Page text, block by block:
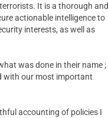
It is a thorough and
actionable intelligence to
interests, as well as
was done in their name ;
with our most important
accounting of policies I